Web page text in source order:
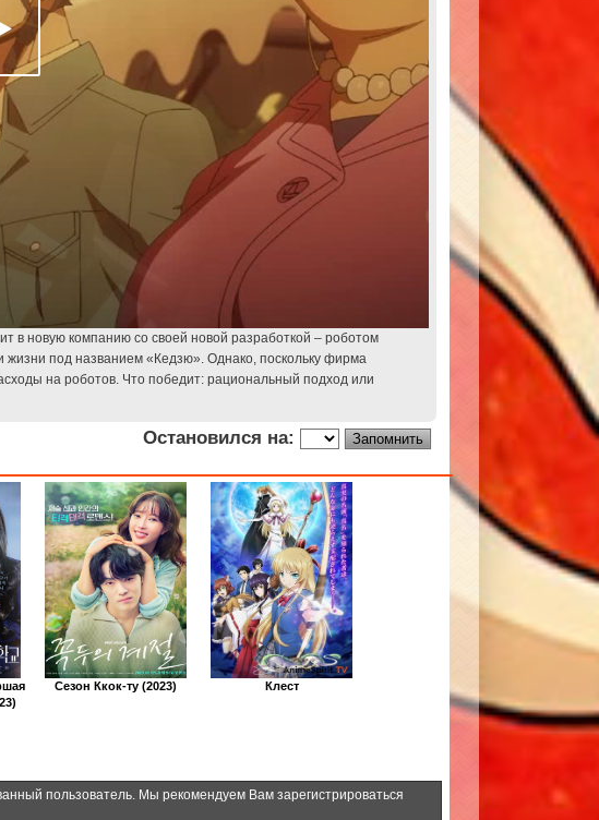
в новую компанию со своей новой разработкой – роботом
жизни под названием «Кедзю». Однако, поскольку фирма
на роботов. Что победит: рациональный подход или
Остановился на:
Сезон Ккок-ту (2023) Клест
пользователь. Мы рекомендуем Вам зарегистрироваться